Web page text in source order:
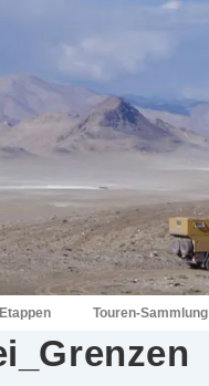
Touren-Sammlung